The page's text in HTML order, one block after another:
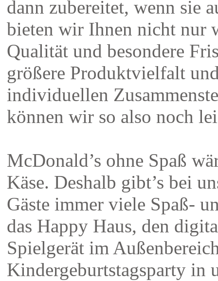
dann zubereitet, wenn sie
bieten wir Ihnen nicht nur
Qualität und besondere
größere Produktvielfalt
individuellen
können wir so also noch
McDonald’s ohne Spaß
Käse. Deshalb gibt’s bei
Gäste immer viele Spaß-
das Happy Haus, den
Spielgerät im
Kindergeburtstagsparty in